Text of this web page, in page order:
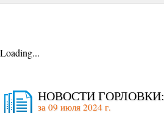
Loading...
НОВОСТИ ГОРЛОВКИ:
за 09 июля 2024 г.